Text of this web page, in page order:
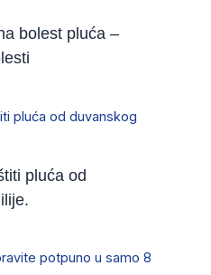
bolest pluća –
pluća od